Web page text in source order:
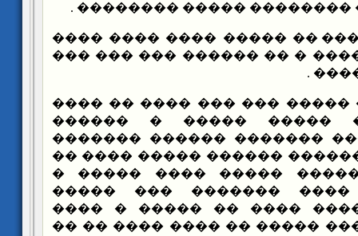
� ������� ����� ��������
����������� �� ����� ����
����� ������� ���� � ��
���
����� ��� ����� ��� ���
�������� ���� �����
�������� ��� ��� �������
������ ����� �������
����� ����� ������
�������� ��� ����
�������� ��� ���� ����
������ ������ ��� �����